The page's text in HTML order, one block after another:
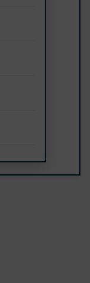
MD 21060